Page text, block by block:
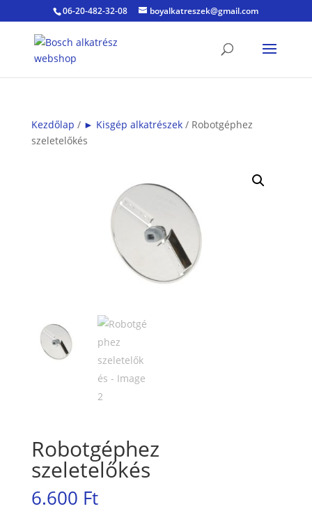
06-20-482-32-08 boyalkatreszek@gmail.com
Kezdőlap / ► Kisgép alkatrészek/ Robotgéphez
szeletelőkés
Robotgéphez
szeletelőkés
6.600 Ft